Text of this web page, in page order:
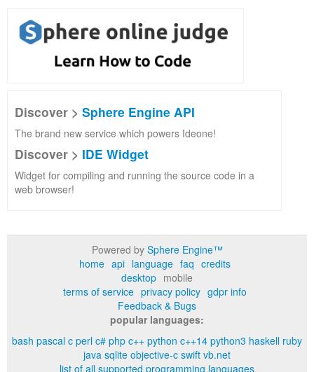
Discover > Sphere Engine API
The brand new service which powers Ideone!
Discover > IDE Widget
Widget for compiling and running the source code in a
web browser!
Powered by Sphere Engine™
home api language faq credits
desktop mobile
terms of service privacy policy gdpr info
Feedback & Bugs
popular languages:
bash pascal c perl c# php c++ python c++14 python3 haskell ruby
java sqlite objective-c swift vb.net
list of all supported programming languages